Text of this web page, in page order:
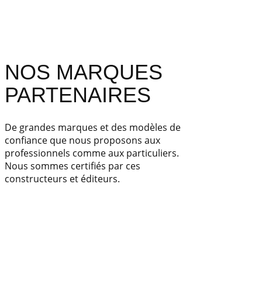
NOS MARQUES
PARTENAIRES
De grandes marques et des modèles de
confiance que nous proposons aux
professionnels comme aux particuliers.
Nous sommes certifiés par ces
constructeurs et éditeurs.